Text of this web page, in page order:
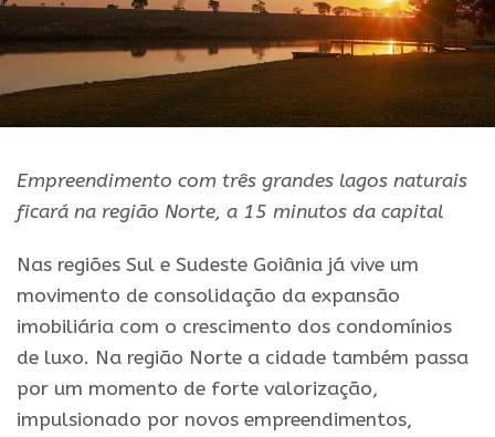
Empreendimento com três grandes lagos naturais
ficará na região Norte, a 15 minutos da capital
Nas regiões Sul e Sudeste Goiânia já vive um
movimento de consolidação da expansão
imobiliária com o crescimento dos condomínios
de luxo. Na região Norte a cidade também passa
por um momento de forte valorização,
impulsionado por novos empreendimentos,